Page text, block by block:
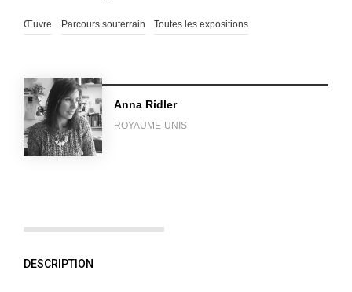
Œuvre Parcours souterrain Toutes les expositions
Anna Ridler
ROYAUME-UNIS
DESCRIPTION